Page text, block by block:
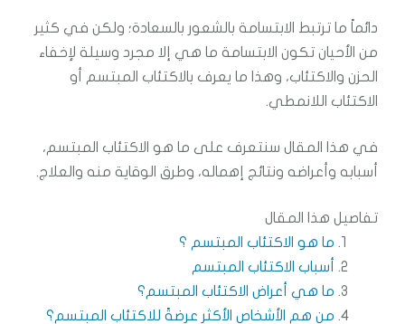
دائماً ما ترتبط الابتسامة بالشعور بالسعادة؛ ولكن في كثير
من الأحيان تكون الابتسامة ما هي إلا مجرد وسيلة لإخفاء
الحزن والاكتئاب، وهذا ما يعرف بالاكتئاب المبتسم أو
الاكتئاب اللانمطي.
في هذا المقال سنتعرف على ما هو الاكتئاب المبتسم،
أسبابه وأعراضه ونتائج إهماله، وطرق الوقاية منه والعلاج.
تفاصيل هذا المقال
ما هو الاكتئاب المبتسم ؟
أسباب الاكتئاب المبتسم
ما هي أعراض الاكتئاب المبتسم؟
من هم الأشخاص الأكثر عرضةً للاكتئاب المبتسم؟